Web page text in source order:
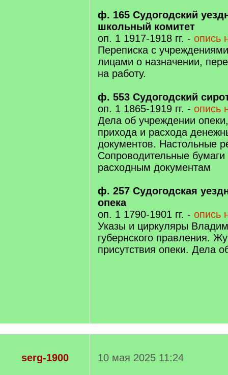
ф. 165 Судогодский
школьный комитет
оп. 1 1917-1918 гг. - опись
Переписка с
лицами о назначении,
на работу.
ф. 553 Судогодский
оп. 1 1865-1919 гг. - опись
Дела об учреждении
прихода и расхода
документов. Настольные
Сопроводительные бумаги
расходным документам
ф. 257 Судогодская
опека
оп. 1 1790-1901 гг. - опись
Указы и циркуляры
губернского правления.
присутствия опеки. Дела
serg-1900 10 мая 2025 11:24